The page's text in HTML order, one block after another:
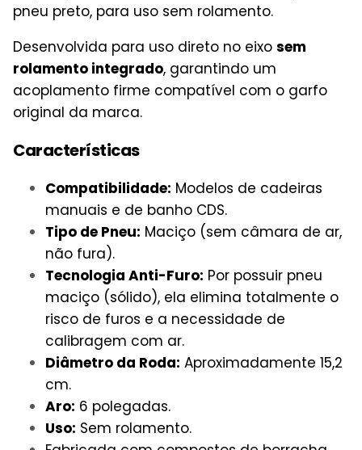
pneu preto, para uso sem rolamento.
Desenvolvida para uso direto no eixo sem
rolamento integrado, garantindo um
acoplamento firme compatível com o garfo
original da marca.
Características
Compatibilidade: Modelos de cadeiras
manuais e de banho CDS.
Tipo de Pneu: Maciço (sem câmara de ar,
não fura).
Tecnologia Anti-Furo: Por possuir pneu
maciço (sólido), ela elimina totalmente o
risco de furos e a necessidade de
calibragem com ar.
Diâmetro da Roda: Aproximadamente 15,2
cm.
Aro: 6 polegadas.
Uso: Sem rolamento.